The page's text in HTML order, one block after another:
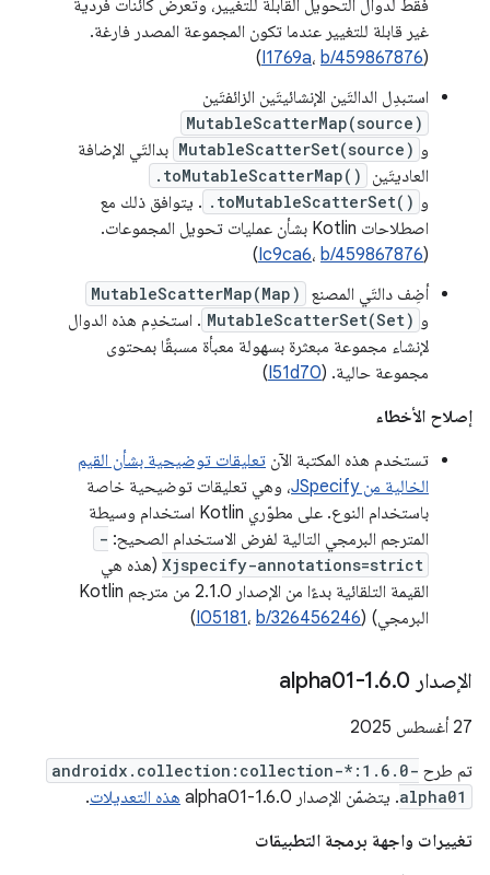
فقط لدوال التحويل القابلة للتغيير، وتعرض كائنات فردية
غير قابلة للتغيير عندما تكون المجموعة المصدر فارغة.
(
I1769a، b/459867876
)
استبدِل الدالتَين الإنشائيتَين الزائفتَين
MutableScatterMap(source)
و MutableScatterSet(source) بدالتَي الإضافة
العاديتَين
.toMutableScatterMap()
و .toMutableScatterSet() . يتوافق ذلك مع
اصطلاحات Kotlin بشأن عمليات تحويل المجموعات.
(
Ic9ca6، b/459867876
)
أضِف دالتَي المصنع
MutableScatterMap(Map)
و MutableScatterSet(Set) . استخدِم هذه الدوال
لإنشاء مجموعة مبعثرة بسهولة معبأة مسبقًا بمحتوى
مجموعة حالية. (I51d70
)
إصلاح الأخطاء
تستخدم هذه المكتبة الآن تعليقات توضيحية بشأن القيم
الخالية من JSpecify
، وهي تعليقات توضيحية خاصة
باستخدام النوع. على مطوّري Kotlin استخدام وسيطة
المترجم البرمجي التالية لفرض الاستخدام الصحيح: -
Xjspecify-annotations=strict (هذه هي
القيمة التلقائية بدءًا من الإصدار 2.1.0 من مترجم Kotlin
البرمجي) (
I05181، b/326456246
)
الإصدار 1 .6.0-alpha01
‫27 أغسطس 2025
تم طرح androidx.collection:collection-*:1.6.0-
alpha01. يتضمّن الإصدار 1.6.0-alpha01 هذه التعديلات.
تغييرات واجهة برمجة التطبيقات